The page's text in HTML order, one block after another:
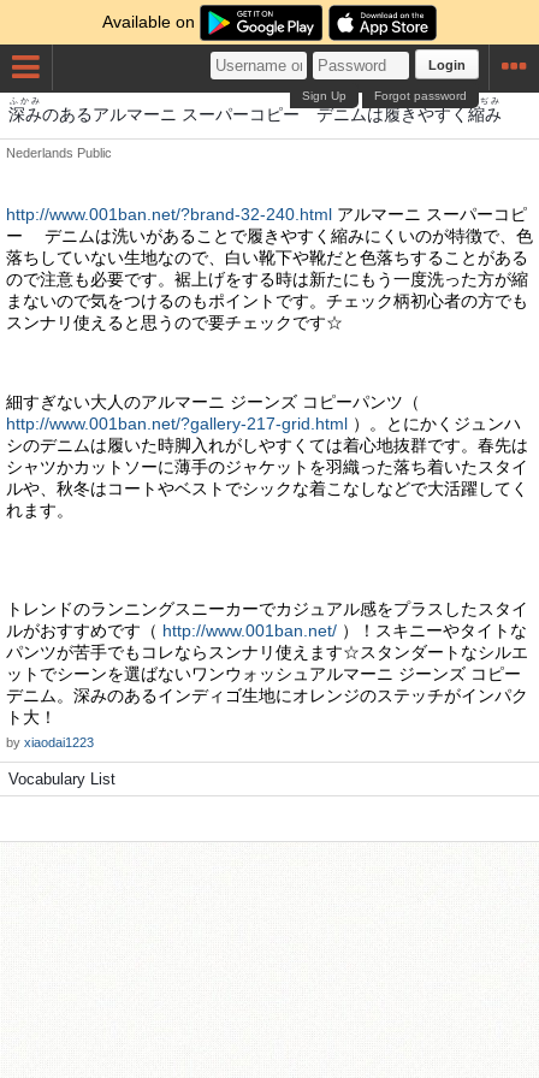
Available on
Login
Forgot password
Sign Up
深み
ふかみ
のあるアルマーニ スーパーコピー デニムは履き
はき
やすく縮み
ちぢみ
Nederlands Public
http://www.001ban.net/?brand-32-240.html アルマーニ スーパーコピ
ー デニムは洗いがあることで履きやすく縮みにくいのが特徴で、色
落ちしていない生地なので、白い靴下や靴だと色落ちすることがある
ので注意も必要です。裾上げをする時は新たにもう一度洗った方が縮
まないので気をつけるのもポイントです。チェック柄初心者の方でも
スンナリ使えると思うので要チェックです☆
細すぎない大人のアルマーニ ジーンズ コピーパンツ（
http://www.001ban.net/?gallery-217-grid.html ）。とにかくジュンハ
シのデニムは履いた時脚入れがしやすくては着心地抜群です。春先は
シャツかカットソーに薄手のジャケットを羽織った落ち着いたスタイ
ルや、秋冬はコートやベストでシックな着こなしなどで大活躍してく
れます。
トレンドのランニングスニーカーでカジュアル感をプラスしたスタイ
ルがおすすめです（ http://www.001ban.net/ ）！スキニーやタイトな
パンツが苦手でもコレならスンナリ使えます☆スタンダートなシルエ
ットでシーンを選ばないワンウォッシュアルマーニ ジーンズ コピー
デニム。深みのあるインディゴ生地にオレンジのステッチがインパク
ト大！
by xiaodai1223
Vocabulary List